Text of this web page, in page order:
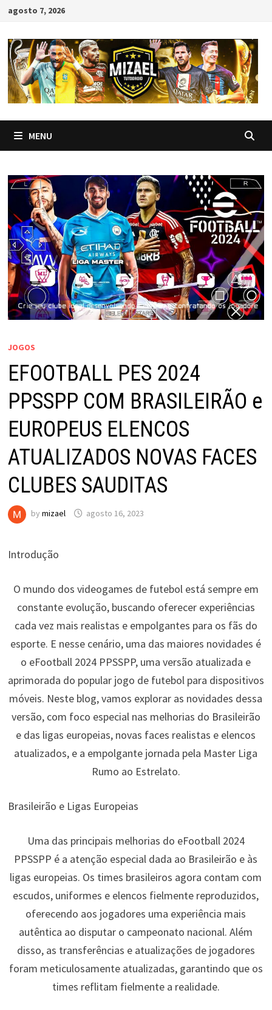
Skip
content
agosto 7, 2026
MENU
JOGOS
EFOOTBALL PES 2024
PPSSPP COM BRASILEIRÃO e
EUROPEUS ELENCOS
ATUALIZADOS NOVAS FACES
CLUBES SAUDITAS
by mizael agosto 16, 2023
Introdução
O mundo dos videogames de futebol está sempre em
constante evolução, buscando oferecer experiências
cada vez mais realistas e empolgantes para os fãs do
esporte. E nesse cenário, uma das maiores novidades é
o eFootball 2024 PPSSPP, uma versão atualizada e
aprimorada do popular jogo de futebol para dispositivos
móveis. Neste blog, vamos explorar as novidades dessa
versão, com foco especial nas melhorias do Brasileirão
e das ligas europeias, novas faces realistas e elencos
atualizados, e a empolgante jornada pela Master Liga
Rumo ao Estrelato.
Brasileirão e Ligas Europeias
Uma das principais melhorias do eFootball 2024
PPSSPP é a atenção especial dada ao Brasileirão e às
ligas europeias. Os times brasileiros agora contam com
escudos, uniformes e elencos fielmente reproduzidos,
oferecendo aos jogadores uma experiência mais
autêntica ao disputar o campeonato nacional. Além
disso, as transferências e atualizações de jogadores
foram meticulosamente atualizadas, garantindo que os
times reflitam fielmente a realidade.